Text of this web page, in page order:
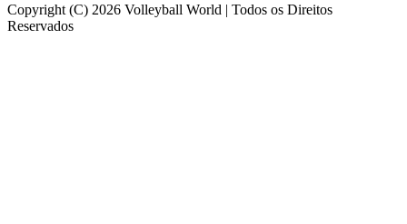
Copyright (C) 2026 Volleyball World | Todos os Direitos
Reservados